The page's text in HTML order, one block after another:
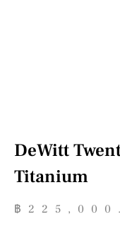
DeWitt
Titanium
฿